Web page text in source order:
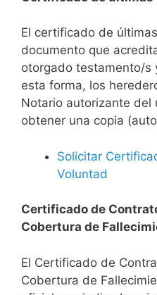
El certificado de
documento que
otorgado testamento/s
esta forma, los
Notario autorizante del
obtener una copia
Solicitar
Voluntad
Certificado de
Cobertura de
El Certificado de
Cobertura de